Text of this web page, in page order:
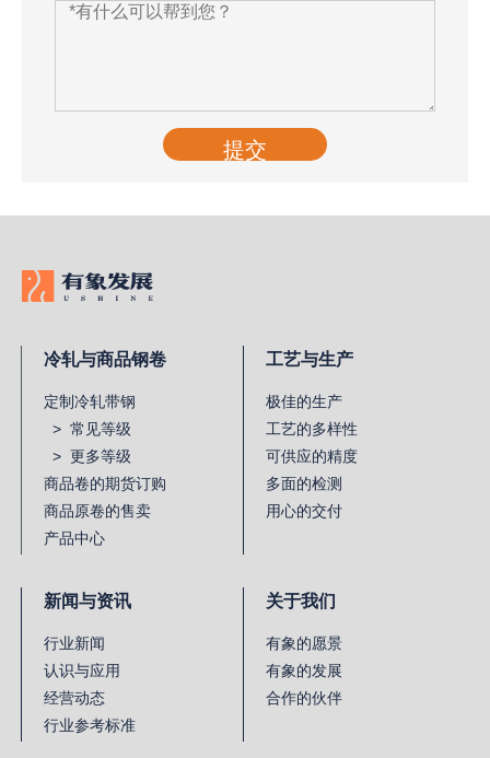
提交
冷轧与商品钢卷
定制冷轧带钢
> 常见等级
> 更多等级
商品卷的期货订购
商品原卷的售卖
产品中心
工艺与生产
极佳的生产
工艺的多样性
可供应的精度
多面的检测
用心的交付
新闻与资讯
行业新闻
认识与应用
经营动态
行业参考标准
关于我们
有象的愿景
有象的发展
合作的伙伴